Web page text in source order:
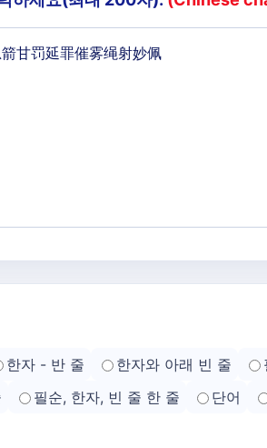
한자 - 반 줄 한자와 아래 빈 줄
필순, 한자, 빈 줄 한 줄 단어